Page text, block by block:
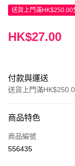
送貨上門滿HK$250.00
HK$27.00
付款與運送
送貨上門滿
信用卡
Apple Pay
商品特色
商品編號
556435